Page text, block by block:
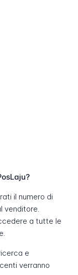
il numero di
venditore.
a tutte le
e
verranno